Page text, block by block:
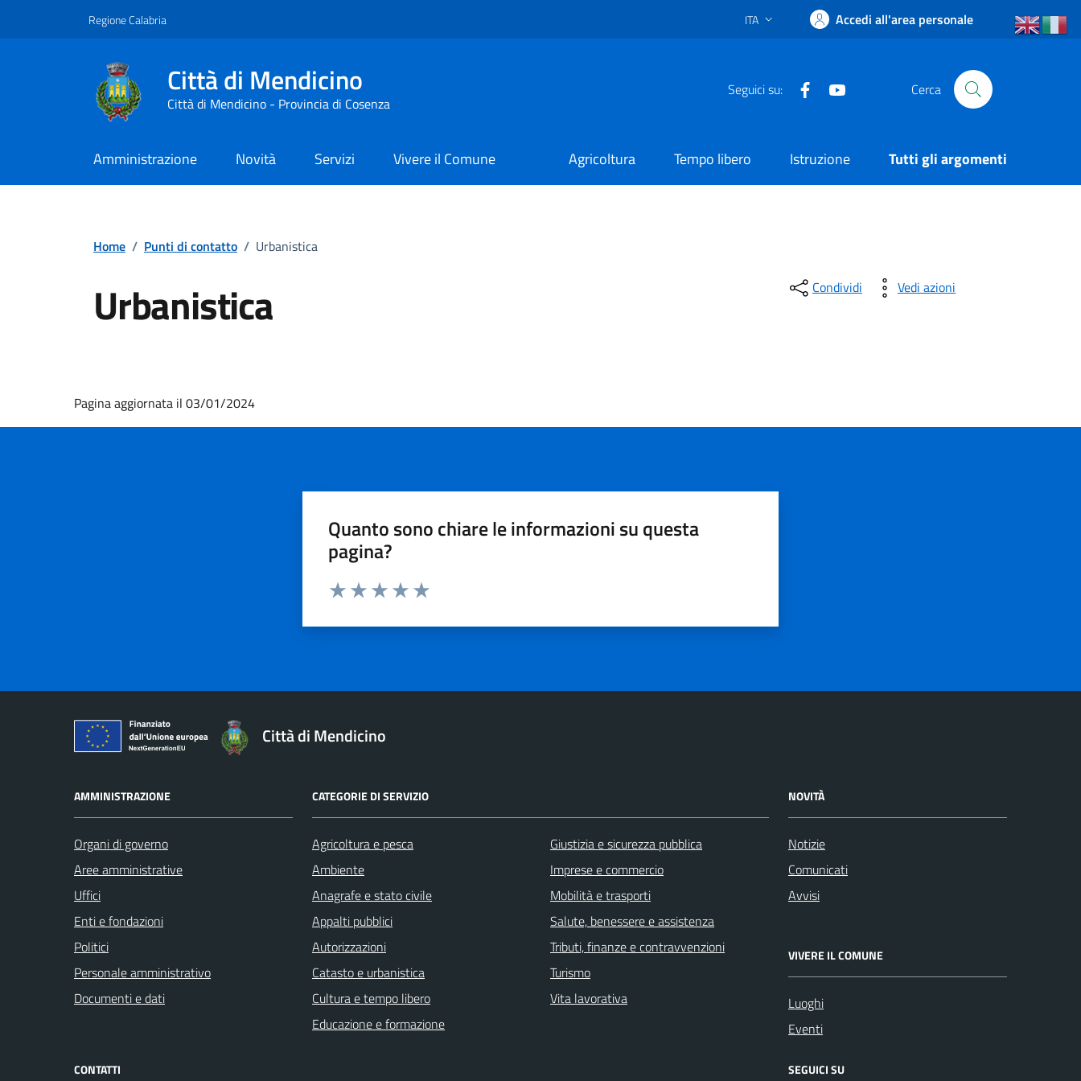
Regione Calabria Lingua attiva:
ITA Accedi all'area personale
Città di Mendicino
Città di Mendicino - Provincia di Cosenza
Seguici su: Facebook Cerca
Amministrazione Novità Servizi Vivere il Comune Agricoltura Tempo libero Istruzione Tutti gli argomenti
Home / Punti di contatto / Urbanistica
Urbanistica Condividi Vedi azioni
Pagina aggiornata il 03/01/2024
Quanto sono chiare le informazioni su questa
pagina?
Città di Mendicino
AMMINISTRAZIONE
Organi di governo
Aree amministrative
Uffici
Enti e fondazioni
Politici
Personale amministrativo
Documenti e dati
CATEGORIE DI SERVIZIO
Agricoltura e pesca
Ambiente
Anagrafe e stato civile
Appalti pubblici
Autorizzazioni
Catasto e urbanistica
Cultura e tempo libero
Educazione e formazione
Giustizia e sicurezza pubblica
Imprese e commercio
Mobilità e trasporti
Salute, benessere e assistenza
Tributi, finanze e contravvenzioni
Turismo
Vita lavorativa
NOVITÀ
Notizie
Comunicati
Avvisi
VIVERE IL COMUNE
Luoghi
Eventi
CONTATTI SEGUICI SU